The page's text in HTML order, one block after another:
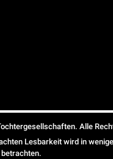
Alle
Lesbarkeit wird in